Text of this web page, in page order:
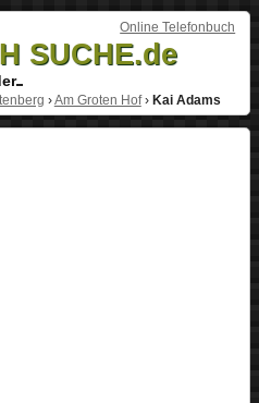
Online Telefonbuch
SUCHE.de
›Am Groten Hof› Kai Adams